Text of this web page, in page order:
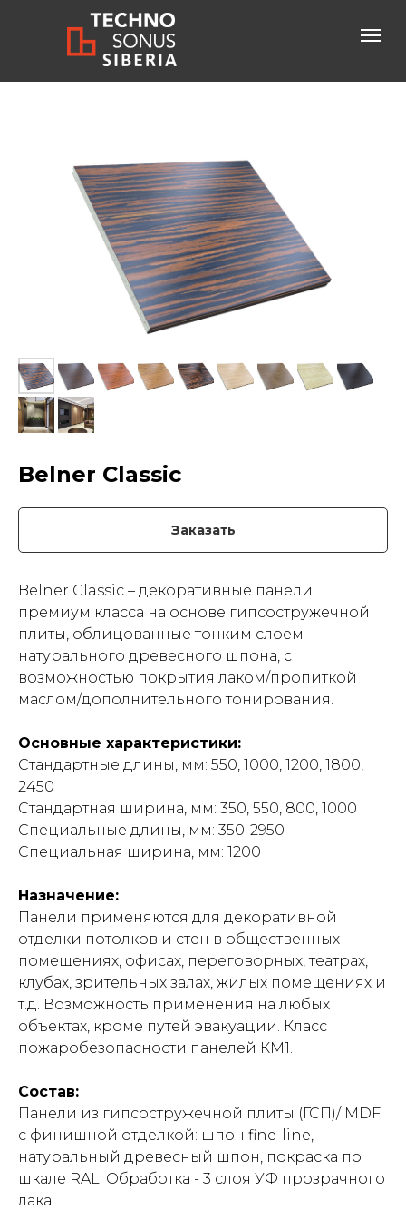
Консультация специалиста
бесплатный звонок по России
+7-800-600-61-83
Belner Classic
Заказать
Belner Classic – декоративные панели
премиум класса на основе гипсостружечной
плиты, облицованные тонким слоем
натурального древесного шпона, с
возможностью покрытия лаком/пропиткой
маслом/дополнительного тонирования.
Основные характеристики:
Стандартные длины, мм: 550, 1000, 1200, 1800,
2450
Стандартная ширина, мм: 350, 550, 800, 1000
Специальные длины, мм: 350-2950
Специальная ширина, мм: 1200
Назначение:
Панели применяются для декоративной
отделки потолков и стен в общественных
помещениях, офисах, переговорных, театрах,
клубах, зрительных залах, жилых помещениях и
т.д. Возможность применения на любых
объектах, кроме путей эвакуации. Класс
пожаробезопасности панелей КМ1.
Состав:
Панели из гипсостружечной плиты (ГСП)/ MDF
с финишной отделкой: шпон fine-line,
натуральный древесный шпон, покраска по
шкале RAL. Обработка - 3 слоя УФ прозрачного
лака